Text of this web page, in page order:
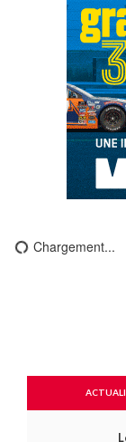
Chargement...